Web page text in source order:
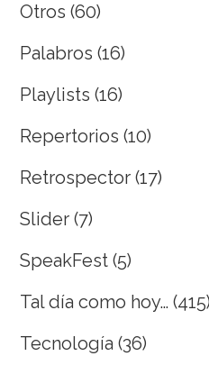
Otros (60)
Palabros (16)
Playlists (16)
Repertorios (10)
Retrospector (17)
Slider (7)
SpeakFest (5)
Tal día como hoy… (415)
Tecnología (36)